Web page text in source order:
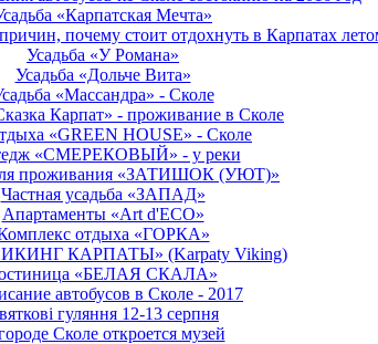
«Карпатская Мечта»
почему стоит отдохнуть в Карпатах
Усадьба «У Романа»
Усадьба «Дольче Вита»
«Массандра» - Сколе
Карпат» - проживание в Сколе
«GREEN HOUSE» - Сколе
«СМЕРЕКОВЫЙ» - у реки
проживания «ЗАТИШОК (УЮТ)»
Частная усадьба «ЗАПАД»
Апартаменты «Art d'ECO»
отдыха «ГОРКА»
КАРПАТЫ» (Karpaty Viking)
«БЕЛАЯ СКАЛА»
автобусов в Сколе - 2017
гуляння 12-13 серпня
Сколе откроется музей